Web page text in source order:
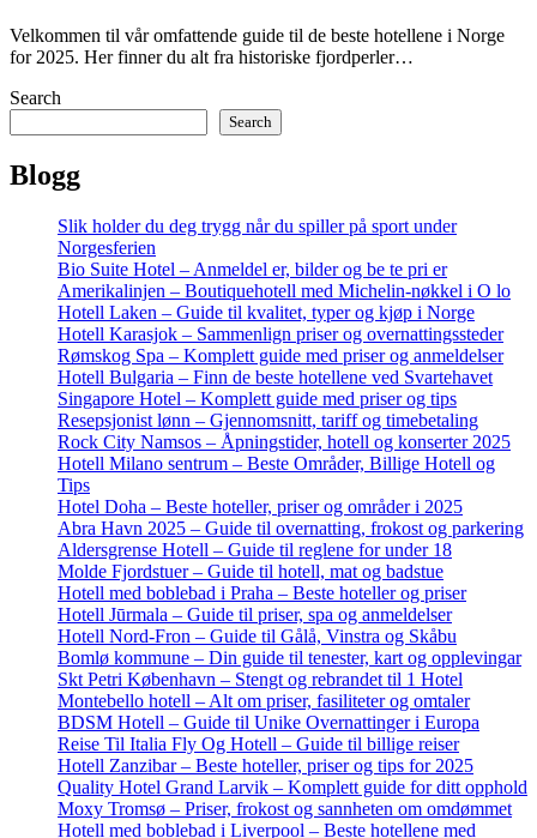
Velkommen til vår omfattende guide til de beste hotellene i Norge
for 2025. Her finner du alt fra historiske fjordperler…
Search
Search
Blogg
Slik holder du deg trygg når du spiller på sport under
Norgesferien
Bio Suite Hotel – Anmeldel er, bilder og be te pri er
Amerikalinjen – Boutiquehotell med Michelin-nøkkel i O lo
Hotell Laken – Guide til kvalitet, typer og kjøp i Norge
Hotell Karasjok – Sammenlign priser og overnattingssteder
Rømskog Spa – Komplett guide med priser og anmeldelser
Hotell Bulgaria – Finn de beste hotellene ved Svartehavet
Singapore Hotel – Komplett guide med priser og tips
Resepsjonist lønn – Gjennomsnitt, tariff og timebetaling
Rock City Namsos – Åpningstider, hotell og konserter 2025
Hotell Milano sentrum – Beste Områder, Billige Hotell og
Tips
Hotel Doha – Beste hoteller, priser og områder i 2025
Abra Havn 2025 – Guide til overnatting, frokost og parkering
Aldersgrense Hotell – Guide til reglene for under 18
Molde Fjordstuer – Guide til hotell, mat og badstue
Hotell med boblebad i Praha – Beste hoteller og priser
Hotell Jūrmala – Guide til priser, spa og anmeldelser
Hotell Nord-Fron – Guide til Gålå, Vinstra og Skåbu
Bomlø kommune – Din guide til tenester, kart og opplevingar
Skt Petri København – Stengt og rebrandet til 1 Hotel
Montebello hotell – Alt om priser, fasiliteter og omtaler
BDSM Hotell – Guide til Unike Overnattinger i Europa
Reise Til Italia Fly Og Hotell – Guide til billige reiser
Hotell Zanzibar – Beste hoteller, priser og tips for 2025
Quality Hotel Grand Larvik – Komplett guide for ditt opphold
Moxy Tromsø – Priser, frokost og sannheten om omdømmet
Hotell med boblebad i Liverpool – Beste hotellene med